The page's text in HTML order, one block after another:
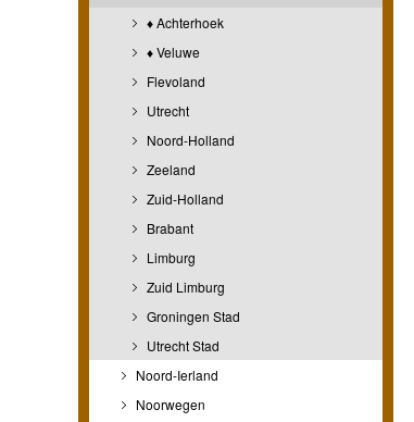
♦ Achterhoek
♦ Veluwe
Flevoland
Utrecht
Noord-Holland
Zeeland
Zuid-Holland
Brabant
Limburg
Zuid Limburg
Groningen Stad
Utrecht Stad
Noord-Ierland
Noorwegen